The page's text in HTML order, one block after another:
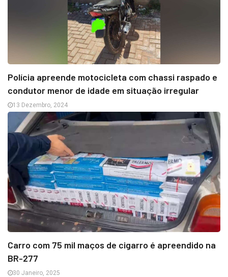
Polícia apreende motocicleta com chassi raspado e
condutor menor de idade em situação irregular
13 Dezembro, 2024
Carro com 75 mil maços de cigarro é apreendido na
BR-277
30 Janeiro, 2025